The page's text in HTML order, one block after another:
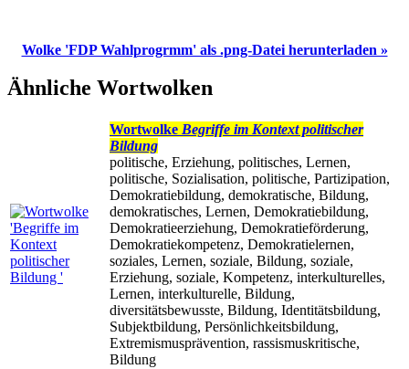
Wolke 'FDP Wahlprogrmm' als .png-Datei herunterladen »
Ähnliche Wortwolken
Wortwolke Begriffe im Kontext politischer
Bildung
politische, Erziehung, politisches, Lernen,
politische, Sozialisation, politische, Partizipation,
Demokratiebildung, demokratische, Bildung,
demokratisches, Lernen, Demokratiebildung,
Demokratieerziehung, Demokratieförderung,
Demokratiekompetenz, Demokratielernen,
soziales, Lernen, soziale, Bildung, soziale,
Erziehung, soziale, Kompetenz, interkulturelles,
Lernen, interkulturelle, Bildung,
diversitätsbewusste, Bildung, Identitätsbildung,
Subjektbildung, Persönlichkeitsbildung,
Extremismusprävention, rassismuskritische,
Bildung